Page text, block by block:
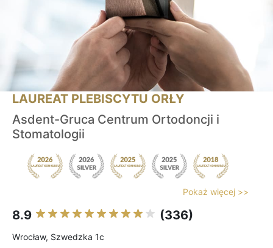
LAUREAT PLEBISCYTU ORŁY
Asdent-Gruca Centrum Ortodoncji i
Stomatologii
Pokaż więcej >>
8.9 (336)
Wrocław, Szwedzka 1c